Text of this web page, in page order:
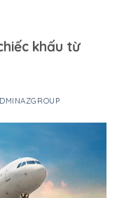
khấu từ